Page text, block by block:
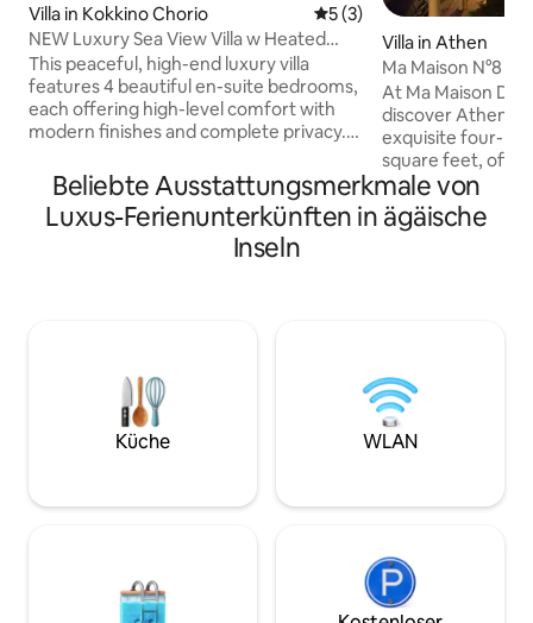
Villa in Kokkino Chorio Durchschnittliche
5 (3)
NEW Luxury Sea View Villa w Heated
Infinity Pool
This peaceful, high-end luxury villa
features 4 beautiful en-suite bedrooms,
each offering high-level comfort with
modern finishes and complete privacy.
premium materials throughout, creating
a stylish and relaxing atmosphere the
moment you arrive. Step outside to
enjoy panoramic sea and sunset views, a
Villa in Athen
Ma Maison N°8
Heated Pool
At Ma Maison
discover Athens
exquisite four-
square feet,
and
pool, elevator,2
bedrooms,2 full
& Rena
Beliebte Ausstattungsmerkmale von
Luxus-Ferienunterkünften in ägäische
Inseln
Küche WLAN